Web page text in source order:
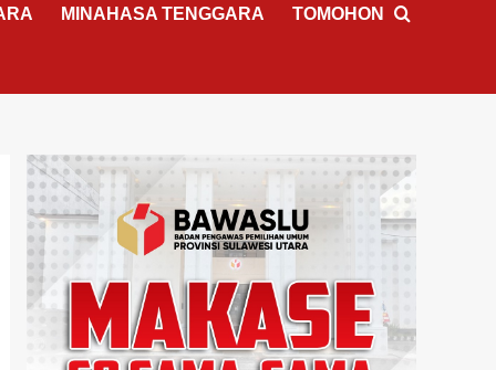
MINAHASA TENGGARA TOMOHON